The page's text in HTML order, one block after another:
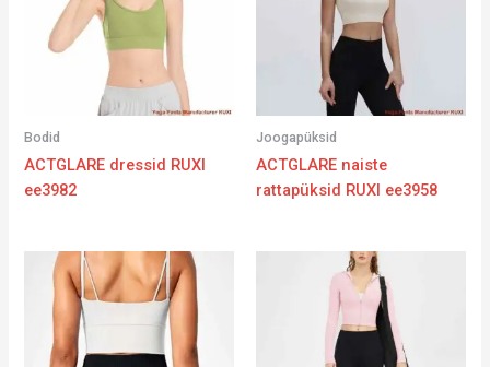
Bodid
ACTGLARE dressid RUXI
ee3982
Joogapüksid
ACTGLARE naiste
rattapüksid RUXI ee3958